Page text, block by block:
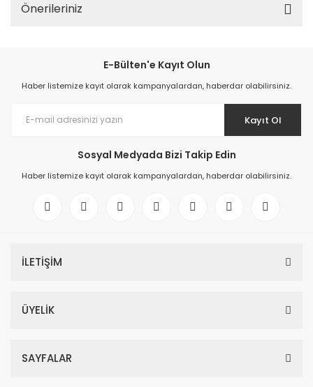
Önerileriniz
E-Bülten'e Kayıt Olun
Haber listemize kayıt olarak kampanyalardan, haberdar olabilirsiniz.
Kayıt Ol
Sosyal Medyada Bizi Takip Edin
Haber listemize kayıt olarak kampanyalardan, haberdar olabilirsiniz.
İLETİŞİM
ÜYELİK
SAYFALAR